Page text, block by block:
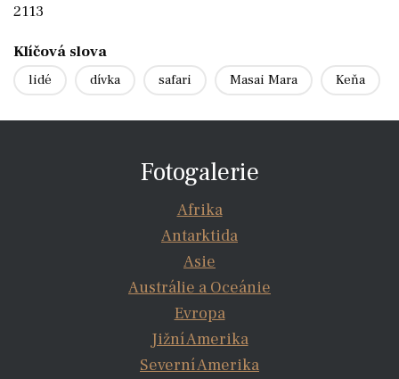
2113
Klíčová slova
lidé dívka safari Masai Mara Keňa
Fotogalerie
Afrika
Antarktida
Asie
Austrálie a Oceánie
Evropa
Jižní Amerika
Severní Amerika